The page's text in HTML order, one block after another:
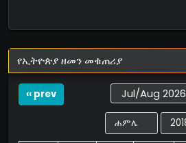
የኢትዮጵያ ዘመን መቁጠሪያ
‹‹ prev Jul/Aug 2026